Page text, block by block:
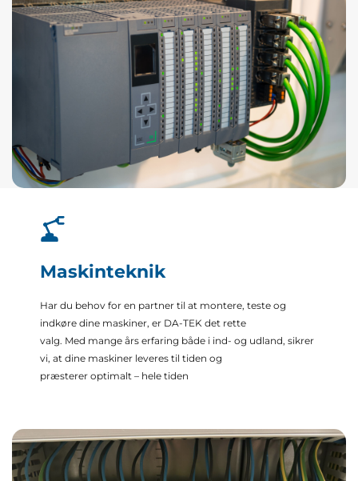
Maskinteknik
Har du behov for en partner til at montere, teste og
indkøre dine maskiner, er DA-TEK det rette
valg. Med mange års erfaring både i ind- og udland, sikrer
vi, at dine maskiner leveres til tiden og
præsterer optimalt – hele tiden